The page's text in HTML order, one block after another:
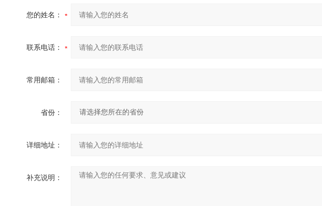
您的姓名：
联系电话：
常用邮箱：
省份：
详细地址：
补充说明：